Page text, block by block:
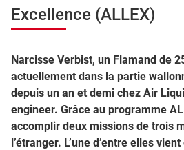
Excellence (ALLEX)
Narcisse Verbist, un Flamand de
actuellement dans la partie
depuis un an et demi chez Air
engineer. Grâce au programme
accomplir deux missions de trois
l’étranger. L’une d’entre elles